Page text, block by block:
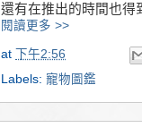
還有在推出的時間也得
閱讀更多 >>
at 下午2:56
Labels: 寵物圖鑑